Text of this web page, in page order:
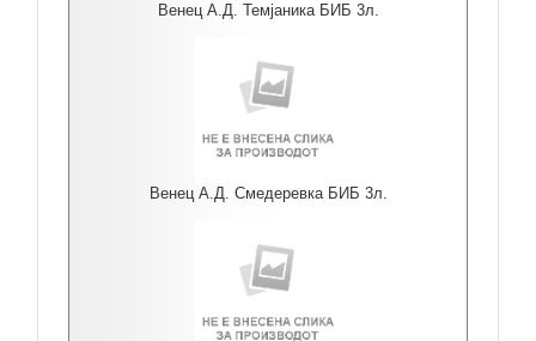
Венец А.Д. Темјаника БИБ 3л.
Венец А.Д. Смедеревка БИБ 3л.